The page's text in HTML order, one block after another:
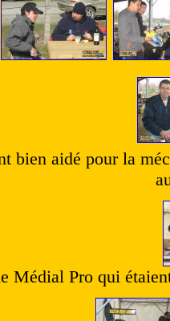
bien aidé pour la
Médial Pro qui